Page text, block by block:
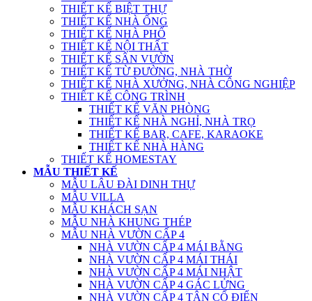
THIẾT KẾ BIỆT THỰ
THIẾT KẾ NHÀ ỐNG
THIẾT KẾ NHÀ PHỐ
THIẾT KẾ NỘI THẤT
THIẾT KẾ SÂN VƯỜN
THIẾT KẾ TỪ ĐƯỜNG, NHÀ THỜ
THIẾT KẾ NHÀ XƯỞNG, NHÀ CÔNG NGHIỆP
THIẾT KẾ CÔNG TRÌNH
THIẾT KẾ VĂN PHÒNG
THIẾT KẾ NHÀ NGHỈ, NHÀ TRỌ
THIẾT KẾ BAR, CAFE, KARAOKE
THIẾT KẾ NHÀ HÀNG
THIẾT KẾ HOMESTAY
MẪU THIẾT KẾ
MẪU LÂU ĐÀI DINH THỰ
MẪU VILLA
MẪU KHÁCH SẠN
MẪU NHÀ KHUNG THÉP
MẪU NHÀ VƯỜN CẤP 4
NHÀ VƯỜN CẤP 4 MÁI BẰNG
NHÀ VƯỜN CẤP 4 MÁI THÁI
NHÀ VƯỜN CẤP 4 MÁI NHẬT
NHÀ VƯỜN CẤP 4 GÁC LỬNG
NHÀ VƯỜN CẤP 4 TÂN CỔ ĐIỂN